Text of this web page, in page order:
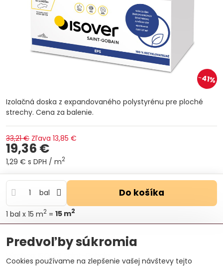
41%
Izolačná doska z expandovaného polystyrénu pre ploché
strechy. Cena za balenie.
33,21 € Zľava 13,85 €
19,36 €
1,29 € s DPH / m2
bal Do košíka
1 bal x 15 m2 = 15 m2
Otázka k produktu
Doručenia
Výrobca:
ISOVER Saint-Gobain
Predvoľby súkromia
Cookies používame na zlepšenie vašej návštevy tejto